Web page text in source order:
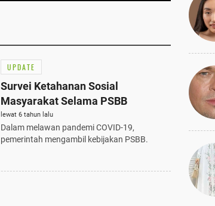
UPDATE
Survei Ketahanan Sosial
Masyarakat Selama PSBB
lewat 6 tahun lalu
Dalam melawan pandemi COVID-19,
pemerintah mengambil kebijakan PSBB.